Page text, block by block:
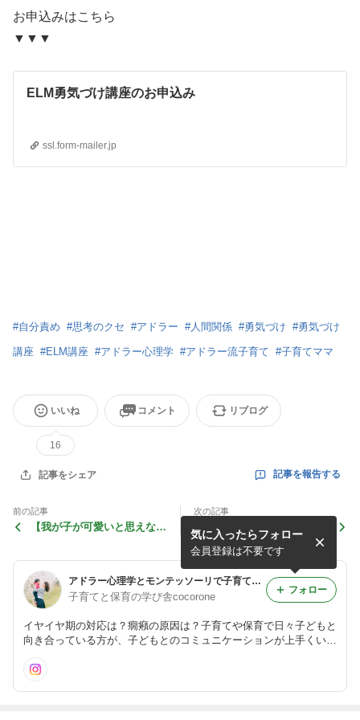
お申込みはこちら
▼▼▼
ELM勇気づけ講座のお申込み
ssl.form-mailer.jp
#自分責め #思考のクセ #アドラー #人間関係 #勇気づけ #勇気づけ
講座 #ELM講座 #アドラー心理学 #アドラー流子育て #子育てママ
いいね
16
コメント リブログ
記事をシェア 記事を報告する
前の記事
【我が子が可愛いと思えな
次の記事
子どもが言うことを聞いてく
れない！とお悩みの方へ
アドラー心理学とモンテッソーリで子育てと保育をサポート
子育てと保育の学び舎cocorone
イヤイヤ期の対応は？癇癪の原因は？子育てや保育で日々子どもと
向き合っている方が、子どもとのコミュニケーションが上手くい
けの子育て講座や保育士研修をオンライン(ZOOM)で開催していま
気に入ったらフォロー
会員登録は不要です
フォロー